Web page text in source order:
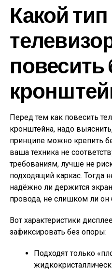
Какой тип
повесить
Перед тем как повесить
кронштейна, надо
принципе можно крепить
ваша техника не
требованиям, лучше не
подходящий каркас. Тогда
надёжно ли держится
провода, не слишком ли он
Вот характеристики
зафиксировать без опоры:
Подходят только